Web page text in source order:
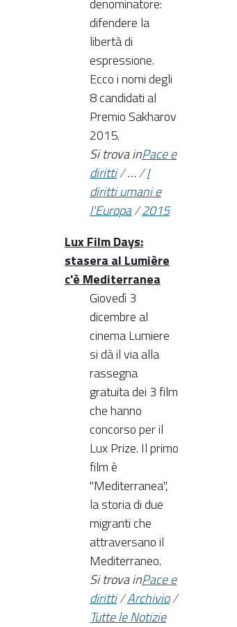
difendere la
libertà di
espressione.
Ecco i nomi degli
8 candidati al
Premio Sakharov
2015.
Si trova inPace e
diritti/… /I
diritti umani e
l'Europa/2015
Lux Film Days:
stasera al Lumière
c'è Mediterranea
Giovedì 3
dicembre al
cinema Lumiere
si dà il via alla
rassegna
gratuita dei 3 film
che hanno
concorso per il
Lux Prize. Il primo
film è
"Mediterranea",
la storia di due
migranti che
attraversano il
Mediterraneo.
Si trova inPace e
diritti/Archivio/
Tutte le Notizie